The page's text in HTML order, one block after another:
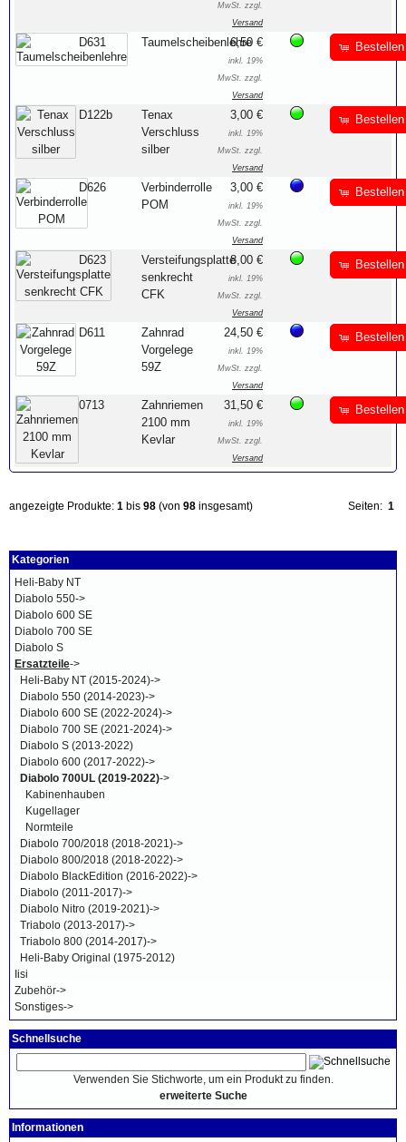
MwSt. zzgl.
Versand
D631 Taumelscheibenlehre
6,50 €
inkl. 19%
MwSt. zzgl.
Versand
Bestellen
D122b
Tenax
Verschluss
silber
3,00 €
inkl. 19%
MwSt. zzgl.
Versand
Bestellen
D626
Verbinderrolle
POM
3,00 €
inkl. 19%
MwSt. zzgl.
Versand
Bestellen
D623
Versteifungsplatte
senkrecht
CFK
8,00 €
inkl. 19%
MwSt. zzgl.
Versand
Bestellen
D611
Zahnrad
Vorgelege
59Z
24,50 €
inkl. 19%
MwSt. zzgl.
Versand
Bestellen
0713
Zahnriemen
2100 mm
Kevlar
31,50 €
inkl. 19%
MwSt. zzgl.
Versand
Bestellen
Seiten: 1
angezeigte Produkte: 1 bis 98 (von 98 insgesamt)
Kategorien
Heli-Baby NT
Diabolo 550->
Diabolo 600 SE
Diabolo 700 SE
Diabolo S
Ersatzteile->
Heli-Baby NT (2015-2024)->
Diabolo 550 (2014-2023)->
Diabolo 600 SE (2022-2024)->
Diabolo 700 SE (2021-2024)->
Diabolo S (2013-2022)
Diabolo 600 (2017-2022)->
Diabolo 700UL (2019-2022)->
Kabinenhauben
Kugellager
Normteile
Diabolo 700/2018 (2018-2021)->
Diabolo 800/2018 (2018-2022)->
Diabolo BlackEdition (2016-2022)->
Diabolo (2011-2017)->
Diabolo Nitro (2019-2021)->
Triabolo (2013-2017)->
Triabolo 800 (2014-2017)->
Heli-Baby Original (1975-2012)
Iisi
Zubehör->
Sonstiges->
Schnellsuche
Verwenden Sie Stichworte, um ein Produkt zu finden.
erweiterte Suche
Informationen